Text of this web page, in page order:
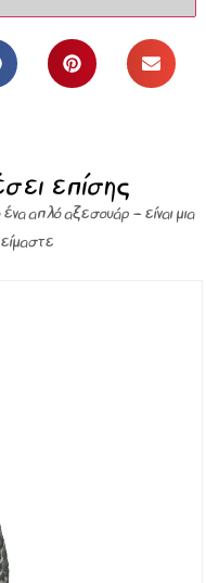
επίσης
απλό αξεσουάρ – είναι μια